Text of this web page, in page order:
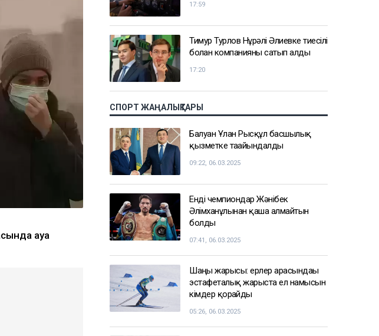
ауа
17:59
Тимур Турлов Нұрәлі Әлиевке тиесілі
болған компанияны сатып алды
17:20
СПОРТ ЖАҢАЛЫҚТАРЫ
Балуан Ұлан Рысқұл басшылық
қызметке тағайындалды
09:22, 06.03.2025
Енді чемпиондар Жәнібек
Әлімханұлынан қаша алмайтын
болды
07:41, 06.03.2025
Шаңғы жарысы: ерлер арасындағы
эстафеталық жарыста ел намысын
кімдер қорғайды
05:26, 06.03.2025